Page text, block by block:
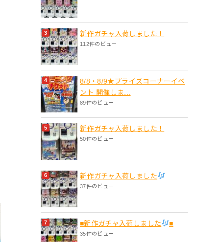
新作ガチャ入荷しました！
112件のビュー
8/8・8/9★プライズコーナーイベ
ント 開催しま...
89件のビュー
新作ガチャ入荷しました！
50件のビュー
新作ガチャ入荷しました
37件のビュー
■新作ガチャ入荷しました ■
35件のビュー